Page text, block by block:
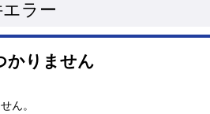
ラー
かりません
ん。